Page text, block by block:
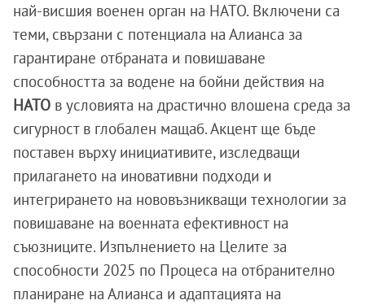
най-висшия военен орган на НАТО. Включени са
теми, свързани с потенциала на Алианса за
гарантиране отбраната и повишаване
способността за водене на бойни действия на
НАТО в условията на драстично влошена среда за
сигурност в глобален мащаб. Акцент ще бъде
поставен върху инициативите, изследващи
прилагането на иновативни подходи и
интегрирането на нововъзникващи технологии за
повишаване на военната ефективност на
съюзниците. Изпълнението на Целите за
способности 2025 по Процеса на отбранително
планиране на Алианса и адаптацията на